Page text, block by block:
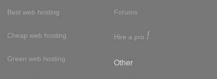
Best web hosting
Cheap web hosting
Green web hosting
Forums
Hire a pro !
Other